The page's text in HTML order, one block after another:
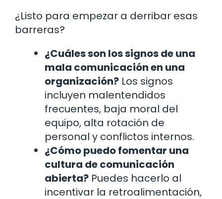
¿Listo para empezar a derribar esas
barreras?
¿Cuáles son los signos de una
mala comunicación en una
organización? Los signos
incluyen malentendidos
frecuentes, baja moral del
equipo, alta rotación de
personal y conflictos internos.
¿Cómo puedo fomentar una
cultura de comunicación
abierta? Puedes hacerlo al
incentivar la retroalimentación,